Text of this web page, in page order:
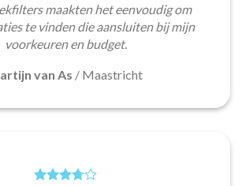
maakten het eenvoudig om
te vinden die aansluiten bij mijn
voorkeuren en budget.
van As / Maastricht